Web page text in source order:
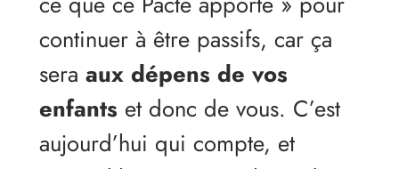
continuer à être passifs, car ça
sera aux dépens de vos
enfants et donc de vous. C’est
aujourd’hui qui compte, et